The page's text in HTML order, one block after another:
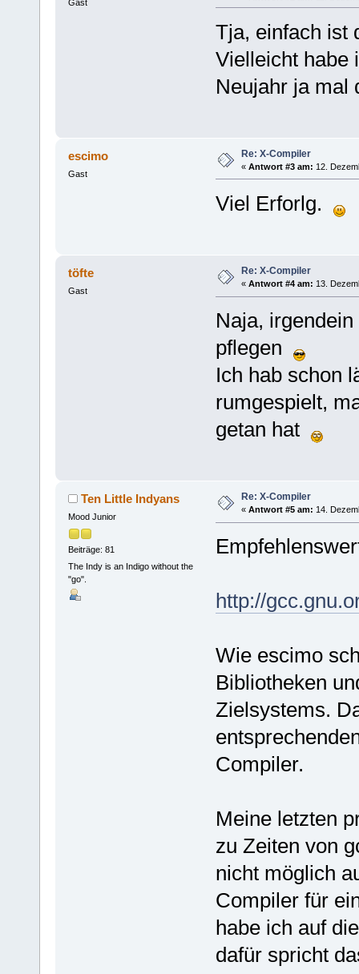
Gast
Tja, einfach
Vielleicht habe
Neujahr ja
escimo
Gast
Re: X-Compiler
« Antwort #3 am: 12.
Viel Erforlg.
töfte
Gast
Re: X-Compiler
« Antwort #4 am: 13.
Naja,
pflegen
Ich hab schon
rumgespielt,
getan hat
Ten Little Indyans
Mood Junior
Beiträge: 81
The Indy is an Indigo without the
"go".
Re: X-Compiler
« Antwort #5 am: 14.
http://
Wie escimo
Bibliotheken
Zielsystems.
Compiler.
Meine letzten
zu Zeiten von
nicht möglich
Compiler für
habe ich auf
dafür spricht